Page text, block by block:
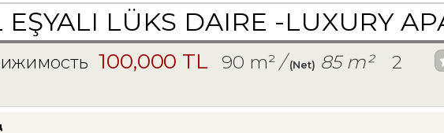
LÜKS DAIRE -LUXURY
100,000 TL 90 m²/(Net) 85 m²
2